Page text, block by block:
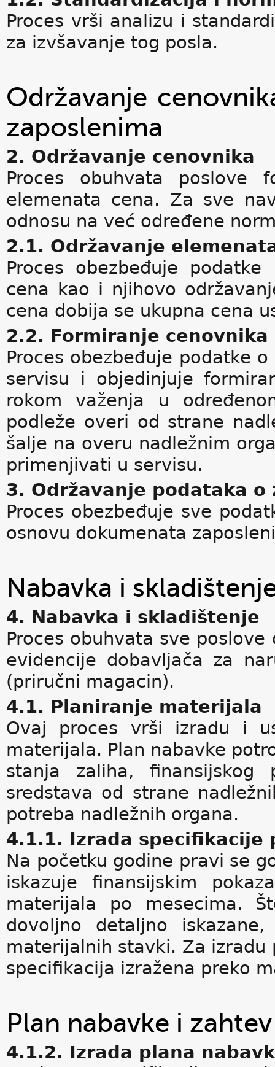
Proces vrši analizu i
za izvšavanje tog posla.
Održavanje
zaposlenima
2. Održavanje cenovnika
Proces obuhvata poslove
elemenata cena. Za sve
odnosu na već određene
2.1. Održavanje
Proces obezbeđuje
cena kao i njihovo
cena dobija se ukupna cena
2.2. Formiranje cenovnika
Proces obezbeđuje podatke
servisu i objedinjuje
rokom važenja u
podleže overi od strane
šalje na overu nadležnim
primenjivati u servisu.
3. Održavanje podataka o
Proces obezbeđuje sve
osnovu dokumenata
Nabavka i
4. Nabavka i skladištenje
Proces obuhvata sve
evidencije dobavljača za
(priručni magacin).
4.1. Planiranje materijala
Ovaj proces vrši izradu i
materijala. Plan nabavke
stanja zaliha, finansijskog
sredstava od strane
potreba nadležnih organa.
4.1.1. Izrada
Na početku godine pravi se
iskazuje finansijskim
materijala po mesecima.
dovoljno detaljno
materijalnih stavki. Za izradu
specifikacija izražena preko
Plan nabavke i
4.1.2. Izrada plana